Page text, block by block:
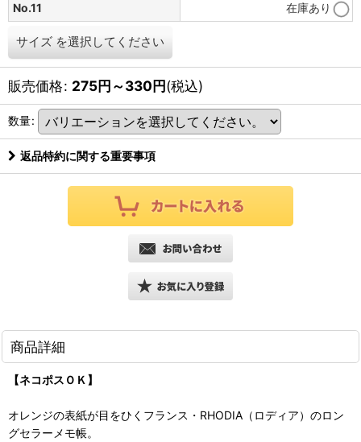
No.11
在庫あり
サイズ を選択してください
販売価格: 275円～330円(税込)
数量:
返品特約に関する重要事項
商品詳細
【ネコポスＯＫ】
オレンジの表紙が目をひくフランス・RHODIA（ロディア）のロン
グセラーメモ帳。